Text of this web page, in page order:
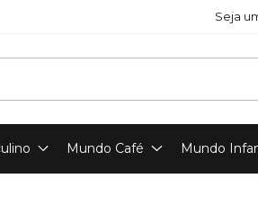
Seja
Mundo Café Mundo